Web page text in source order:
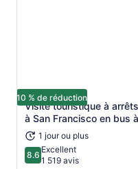
10 % de réduction
Visite touristique à
à San Francisco en bus
1 jour ou plus
8.68.6 sur 10
Excellent
1 519 avis